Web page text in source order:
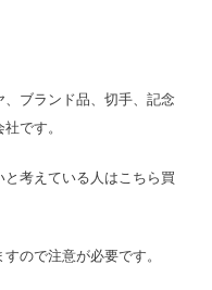
ブランド品、切手、記念
です。
考えている人はこちら買
ので注意が必要です。